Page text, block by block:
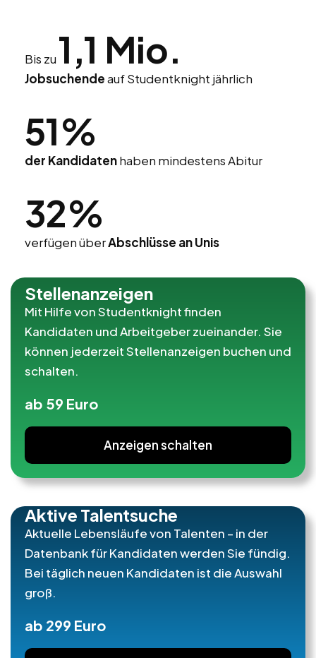
Bis zu 1,1 Mio.
Jobsuchendeauf Studentknight jährlich
51%
der Kandidatenhaben mindestens Abitur
32%
verfügen überAbschlüsse an Unis
Stellenanzeigen
Mit Hilfe von Studentknight finden
Kandidaten und Arbeitgeber zueinander. Sie
können jederzeit Stellenanzeigen buchen und
schalten.
ab 59 Euro
Anzeigen schalten
Aktive Talentsuche
Aktuelle Lebensläufe von Talenten – in der
Datenbank für Kandidaten werden Sie fündig.
Bei täglich neuen Kandidaten ist die Auswahl
groß.
ab 299 Euro